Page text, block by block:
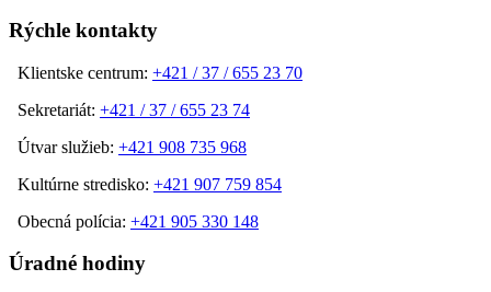
Rýchle kontakty
Klientske centrum: +421 / 37 / 655 23 70
Sekretariát: +421 / 37 / 655 23 74
Útvar služieb: +421 908 735 968
Kultúrne stredisko: +421 907 759 854
Obecná polícia: +421 905 330 148
Úradné hodiny